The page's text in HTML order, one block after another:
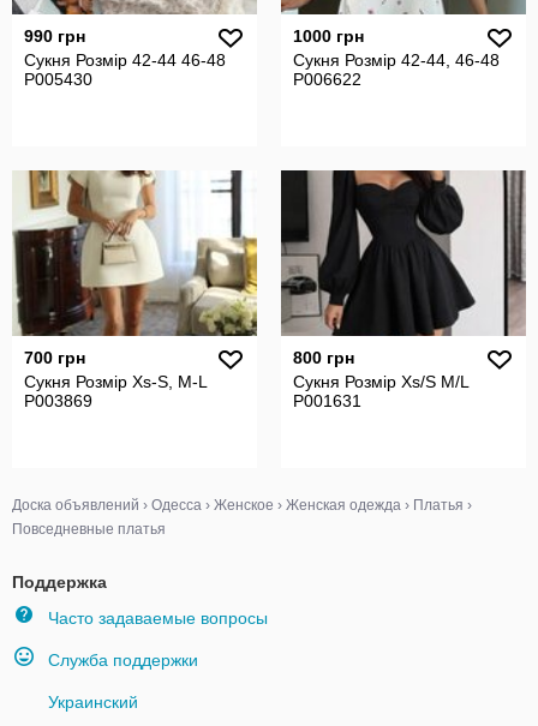
990 грн
Сукня Розмір 42-44 46-48
P005430
1000 грн
Сукня Розмір 42-44, 46-48
P006622
700 грн
Сукня Розмір Xs-S, M-L
P003869
800 грн
Сукня Розмір Xs/S M/L
P001631
Доска объявлений › Одесса › Женское › Женская одежда › Платья ›
Повседневные платья
Поддержка
Часто задаваемые вопросы
Служба поддержки
Украинский